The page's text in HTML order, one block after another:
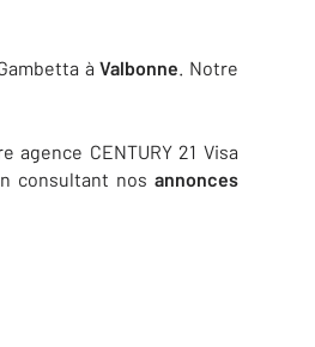
àValbonne . Notre
agence CENTURY 21 Visa
consultant nosannonces